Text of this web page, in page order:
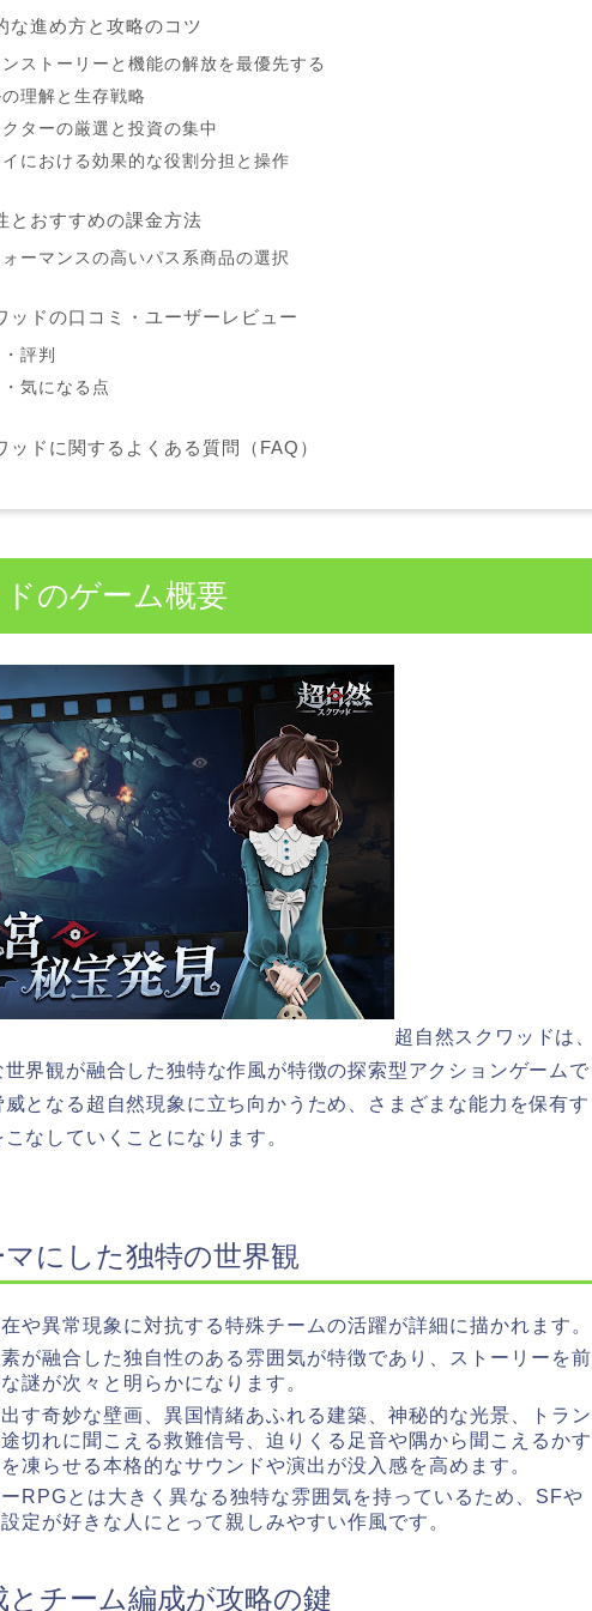
な進め方と攻略のコツ
ストーリーと機能の解放を最優先する
理解と生存戦略
ターの厳選と投資の集中
における効果的な役割分担と操作
とおすすめの課金方法
ーマンスの高いパス系商品の選択
ッドの口コミ・ユーザーレビュー
評判
気になる点
ッドに関するよくある質問（FAQ）
のゲーム概要
超自然スクワッドは、
界観が融合した独特な作風が特徴の探索型アクションゲームで
となる超自然現象に立ち向かうため、さまざまな能力を保有す
なしていくことになります。
にした独特の世界観
や異常現象に対抗する特殊チームの活躍が詳細に描かれます。
が融合した独自性のある雰囲気が特徴であり、ストーリーを前
謎が次々と明らかになります。
す奇妙な壁画、異国情緒あふれる建築、神秘的な光景、トラン
切れに聞こえる救難信号、迫りくる足音や隅から聞こえるかす
凍らせる本格的なサウンドや演出が没入感を高めます。
RPGとは大きく異なる独特な雰囲気を持っているため、SFや
定が好きな人にとって親しみやすい作風です。
チーム編成が攻略の鍵